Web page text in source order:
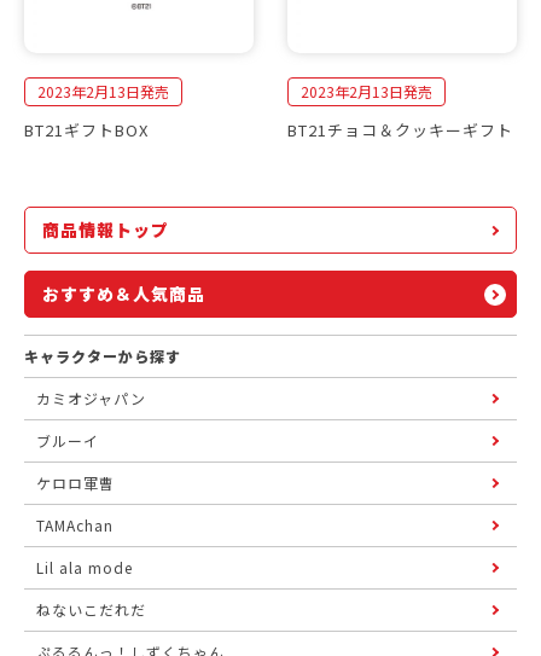
2023年2月13日発売
BT21ギフトBOX
2023年2月13日発売
BT21チョコ＆クッキーギフト
商品情報トップ
おすすめ＆人気商品
キャラクターから探す
カミオジャパン
ブルーイ
ケロロ軍曹
TAMAchan
Lil ala mode
ねないこだれだ
ぷるるんっ！しずくちゃん